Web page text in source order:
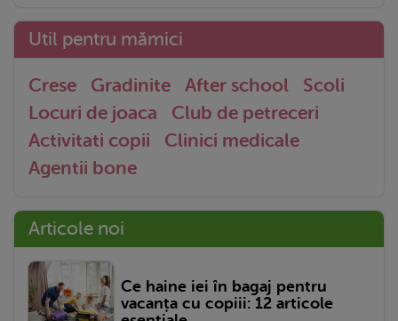
Util pentru mămici
Crese Gradinite After school
Scoli
Locuri de joaca
Club de petreceri
Activitati copii
Clinici medicale
Agentii bone
Articole noi
Ce haine iei în bagaj pentru
vacanța cu copiii: 12 articole